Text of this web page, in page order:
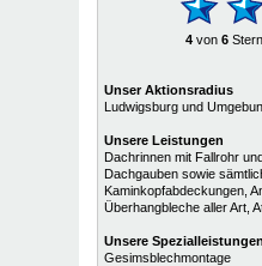
4von 6
Unser Aktionsradius
Ludwigsburg und
Unsere Leistungen
Dachrinnen mit Fallrohr
Dachgauben sowie
Kaminkopfabdeckungen,
Überhangbleche aller Art,
Unsere
Gesimsblechmontage